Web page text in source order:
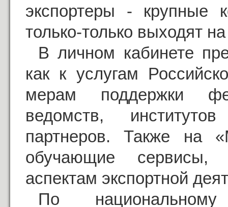
экспортеры - крупные
только-только выходят
В личном кабинете
как к услугам
мерам поддержки
ведомств,
партнеров. Также на
обучающие сервисы,
аспектам экспортной
По